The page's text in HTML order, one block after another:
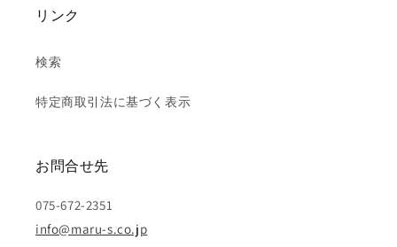
リンク
検索
特定商取引法に基づく表示
お問合せ先
075-672-2351
info@maru-s.co.jp